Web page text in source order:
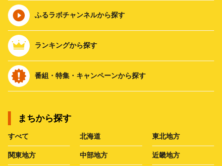
ふるラボチャンネルから探す
ランキングから探す
番組・特集・キャンペーンから探す
まちから探す
すべて 北海道 東北地方
関東地方 中部地方 近畿地方